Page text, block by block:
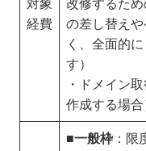
対象
経費
改修するた
の差し替え
く、全面的
す）
・ドメイン
作成する場合
■一般枠：限